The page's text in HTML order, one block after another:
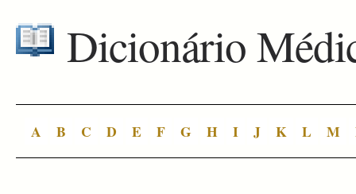
Dicionário
A B C D E F G H I J K L M